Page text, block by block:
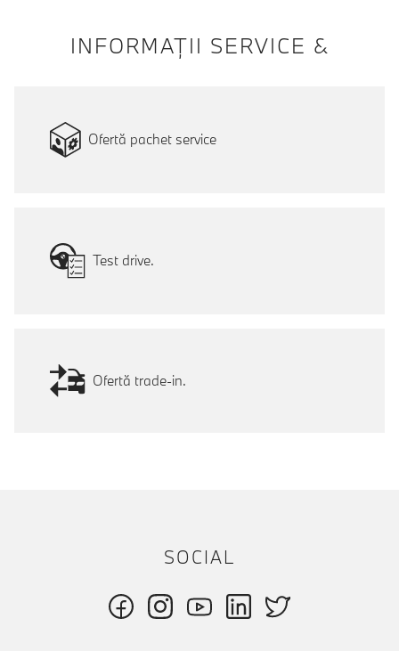
INFORMAŢII SERVICE &
Ofertă pachet service
Test drive.
Ofertă trade-in.
SOCIAL